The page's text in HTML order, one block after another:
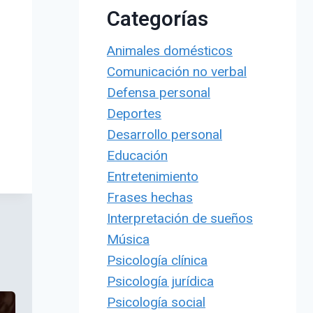
Categorías
Animales domésticos
Comunicación no verbal
Defensa personal
Deportes
Desarrollo personal
Educación
Entretenimiento
Frases hechas
Interpretación de sueños
Música
Psicología clínica
Psicología jurídica
Psicología social